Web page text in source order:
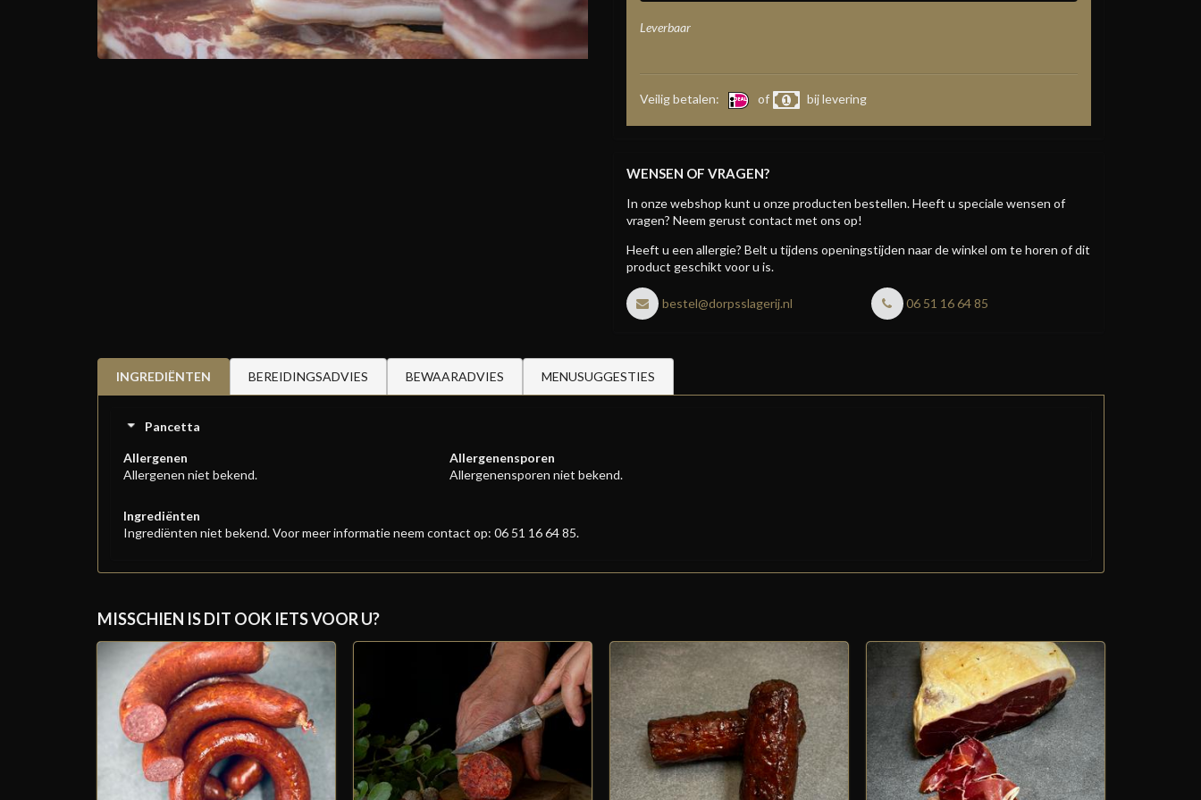
Leverbaar
Veilig betalen: of bij levering
WENSEN OF VRAGEN?
In onze webshop kunt u onze producten bestellen. Heeft u speciale wensen of
vragen? Neem gerust contact met ons op!
Heeft u een allergie? Belt u tijdens openingstijden naar de winkel om te horen of dit
product geschikt voor u is.
bestel@dorpsslagerij.nl 06 51 16 64 85
INGREDIËNTEN BEREIDINGSADVIES BEWAARADVIES MENUSUGGESTIES
Pancetta
Allergenen
Allergenen niet bekend.
Allergenensporen
Allergenensporen niet bekend.
Ingrediënten
Ingrediënten niet bekend. Voor meer informatie neem contact op: 06 51 16 64 85.
MISSCHIEN IS DIT OOK IETS VOOR U?